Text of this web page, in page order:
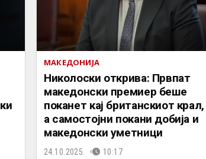
МАКЕДОНИЈА
Николоски открива: Првпат
македонски премиер беше
поканет кај британскиот крал,
а самостојни покани добија и
македонски уметници
24.10.2025. 10:17